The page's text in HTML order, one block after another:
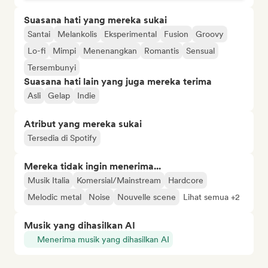
Suasana hati yang mereka sukai
Santai Melankolis Eksperimental Fusion
Groovy
Lo-fi
Mimpi Menenangkan Romantis
Sensual
Tersembunyi
Suasana hati lain yang juga mereka terima
Asli Gelap Indie
Atribut yang mereka sukai
Tersedia di Spotify
Mereka tidak ingin menerima...
Musik Italia Komersial/Mainstream
Hardcore
Melodic metal
Noise Nouvelle scene Lihat semua +2
Musik yang dihasilkan AI
Menerima musik yang dihasilkan AI